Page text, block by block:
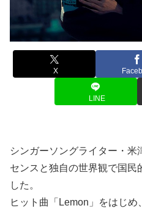
X
LINE
シンガーソングライター・
センスと独自の世界観で国民
した。
ヒット曲「Lemon」をはじ